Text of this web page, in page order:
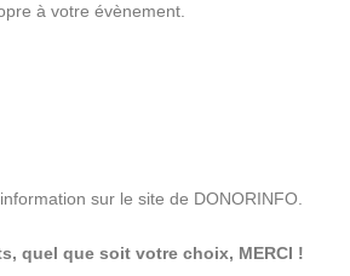
à votre évènement.
sur le site de DONORINFO.
quel que soit votre choix, MERCI !